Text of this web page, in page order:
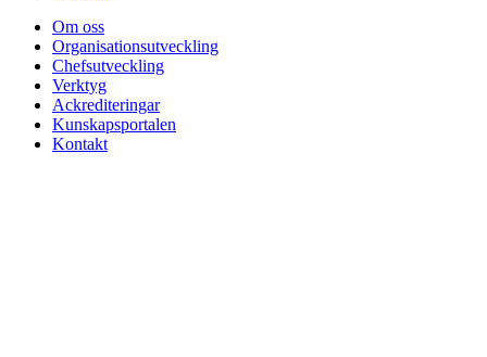
Om oss
Organisationsutveckling
Chefsutveckling
Verktyg
Ackrediteringar
Kunskapsportalen
Kontakt